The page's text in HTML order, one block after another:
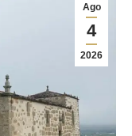
Ago
4
2026